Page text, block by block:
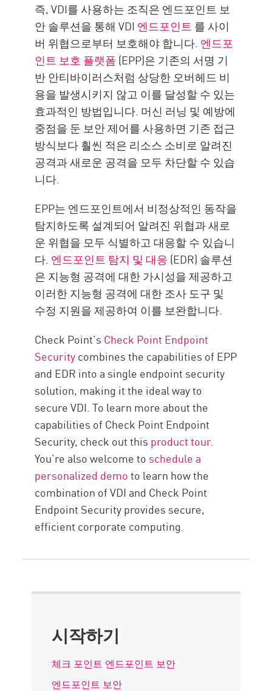
즉, VDI를 사용하는 조직은 엔드포인트 보
안 솔루션을 통해 VDI 엔드포인트 를 사이
버 위협으로부터 보호해야 합니다. 엔드포
인트 보호 플랫폼 (EPP)은 기존의 서명 기
반 안티바이러스처럼 상당한 오버헤드 비
용을 발생시키지 않고 이를 달성할 수 있는
효과적인 방법입니다. 머신 러닝 및 예방에
중점을 둔 보안 제어를 사용하면 기존 접근
방식보다 훨씬 적은 리소스 소비로 알려진
공격과 새로운 공격을 모두 차단할 수 있습
니다.
EPP는 엔드포인트에서 비정상적인 동작을
탐지하도록 설계되어 알려진 위협과 새로
운 위협을 모두 식별하고 대응할 수 있습니
다. 엔드포인트 탐지 및 대응 (EDR) 솔루션
은 지능형 공격에 대한 가시성을 제공하고
이러한 지능형 공격에 대한 조사 도구 및
수정 지원을 제공하여 이를 보완합니다.
Check Point’s Check Point Endpoint
Securitycombines the capabilities of EPP
and EDR into a single endpoint security
solution, making it the ideal way to
secure VDI. To learn more about the
capabilities of Check Point Endpoint
Security, check out this product tour.
You’re also welcome to schedule a
personalized demoto learn how the
combination of VDI and Check Point
Endpoint Security provides secure,
efficient corporate computing.
시작하기
체크 포인트 엔드포인트 보안
엔드포인트 보안